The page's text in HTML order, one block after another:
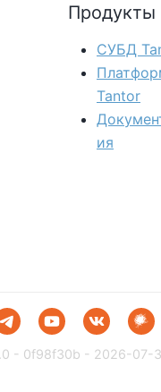
Продукты
СУБД
Tantor
ия
- 0f98f30b - 2026-07-